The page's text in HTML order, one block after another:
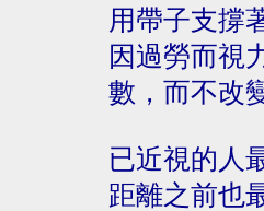
用帶子支撐
因過勞而視
數，而不改
已近視的人
距離之前也